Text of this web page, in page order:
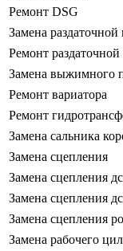
Ремонт DSG
Замена раздаточной
Ремонт раздаточной
Замена выжимного
Ремонт вариатора
Ремонт
Замена сальника
Замена сцепления
Замена сцепления
Замена сцепления
Замена сцепления
Замена рабочего